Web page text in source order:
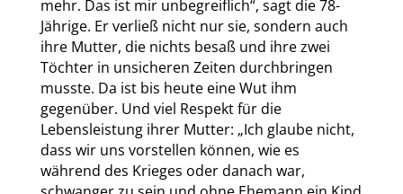
mehr. Das ist mir unbegreiflich“, sagt die 78-
Jährige. Er verließ nicht nur sie, sondern auch
ihre Mutter, die nichts besaß und ihre zwei
Töchter in unsicheren Zeiten durchbringen
musste. Da ist bis heute eine Wut ihm
gegenüber. Und viel Respekt für die
Lebensleistung ihrer Mutter: „Ich glaube nicht,
dass wir uns vorstellen können, wie es
während des Krieges oder danach war,